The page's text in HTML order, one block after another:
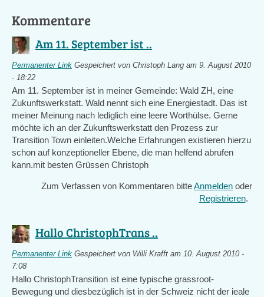
Kommentare
Am 11. September ist ..
Permanenter Link Gespeichert von Christoph Lang am 9. August 2010
- 18:22
Am 11. September ist in meiner Gemeinde: Wald ZH, eine
Zukunftswerkstatt. Wald nennt sich eine Energiestadt. Das ist
meiner Meinung nach lediglich eine leere Worthülse. Gerne
möchte ich an der Zukunftswerkstatt den Prozess zur
Transition Town einleiten.Welche Erfahrungen existieren hierzu
schon auf konzeptioneller Ebene, die man helfend abrufen
kann.mit besten Grüssen Christoph
Zum Verfassen von Kommentaren bitteAnmelden oder
Registrieren.
Hallo ChristophTrans ..
Permanenter Link Gespeichert von Willi Krafft am 10. August 2010 -
7:08
Hallo ChristophTransition ist eine typische grassroot-
Bewegung und diesbezüglich ist in der Schweiz nicht der ieale